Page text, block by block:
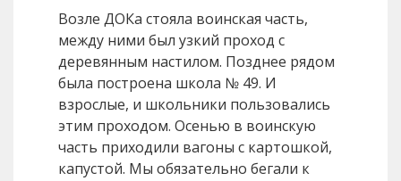
Возле ДОКа стояла воинская часть,
между ними был узкий проход с
деревянным настилом. Позднее рядом
была построена школа № 49. И
взрослые, и школьники пользовались
этим проходом. Осенью в воинскую
часть приходили вагоны с картошкой,
капустой. Мы обязательно бегали к